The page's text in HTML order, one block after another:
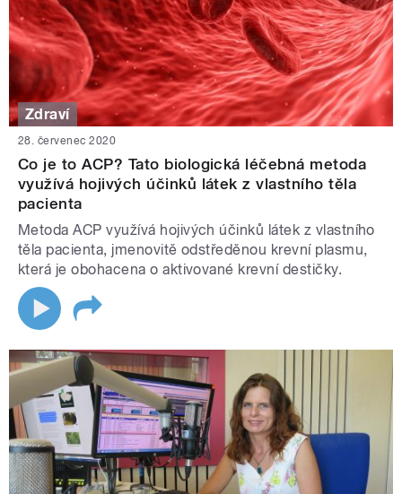
Zdraví
28. červenec 2020
Co je to ACP? Tato biologická léčebná metoda
využívá hojivých účinků látek z vlastního těla
pacienta
Metoda ACP využívá hojivých účinků látek z vlastního
těla pacienta, jmenovitě odstředěnou krevní plasmu,
která je obohacena o aktivované krevní destičky.